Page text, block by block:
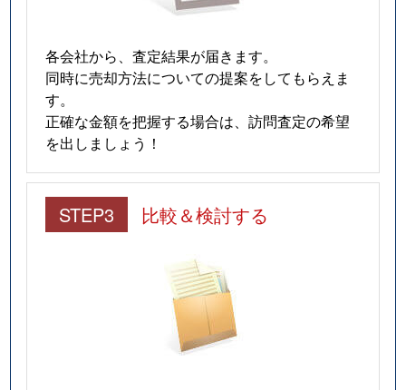
各会社から、査定結果が届きます。
同時に売却方法についての提案をしてもらえま
す。
正確な金額を把握する場合は、訪問査定の希望
を出しましょう！
STEP3 比較＆検討する